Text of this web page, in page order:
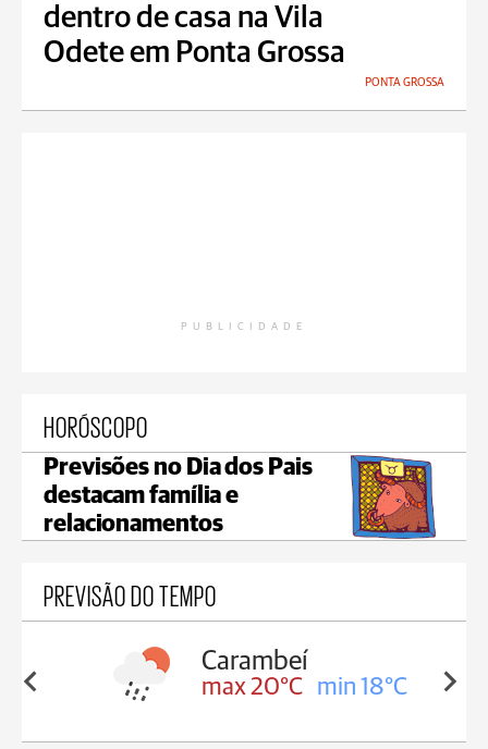
dentro de casa na Vila
Odete em Ponta Grossa
PONTA GROSSA
PUBLICIDADE
HORÓSCOPO
Previsões no Dia dos Pais
destacam família e
relacionamentos
PREVISÃO DO TEMPO
18°C
Carambeí
max 20°C min 18°C